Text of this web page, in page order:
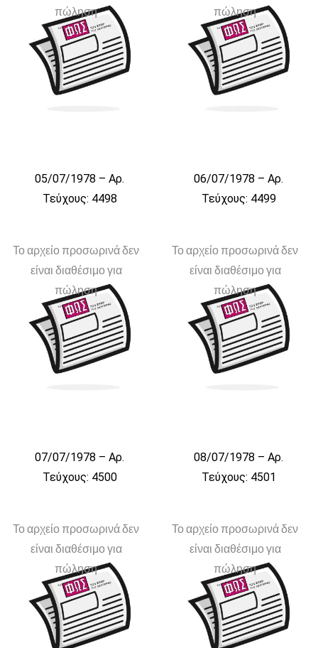
πώληση
05/07/1978 – Αρ.
Τεύχους: 4498
πώληση
06/07/1978 – Αρ.
Τεύχους: 4499
Το αρχείο προσωρινά δεν
είναι διαθέσιμο για
πώληση
07/07/1978 – Αρ.
Τεύχους: 4500
Το αρχείο προσωρινά δεν
είναι διαθέσιμο για
πώληση
08/07/1978 – Αρ.
Τεύχους: 4501
Το αρχείο προσωρινά δεν
είναι διαθέσιμο για
πώληση
Το αρχείο προσωρινά δεν
είναι διαθέσιμο για
πώληση